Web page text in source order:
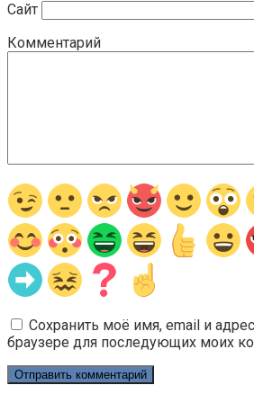
Сайт
Комментарий
Сохранить моё имя, email и
браузере для последующих моих